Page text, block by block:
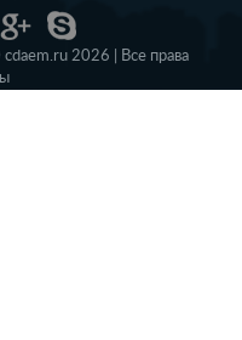
2026 | Все права